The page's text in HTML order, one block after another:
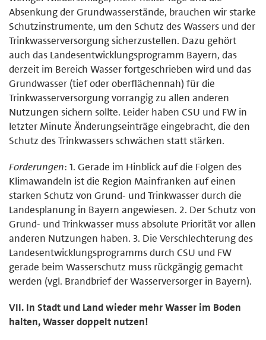
Absenkung der Grundwasserstände, brauchen wir starke
Schutzinstrumente, um den Schutz des Wassers und der
Trinkwasserversorgung sicherzustellen. Dazu gehört
auch das Landesentwicklungsprogramm Bayern, das
derzeit im Bereich Wasser fortgeschrieben wird und das
Grundwasser (tief oder oberflächennah) für die
Trinkwasserversorgung vorrangig zu allen anderen
Nutzungen sichern sollte. Leider haben CSU und FW in
letzter Minute Änderungseinträge eingebracht, die den
Schutz des Trinkwassers schwächen statt stärken.
Forderungen: 1. Gerade im Hinblick auf die Folgen des
Klimawandeln ist die Region Mainfranken auf einen
starken Schutz von Grund- und Trinkwasser durch die
Landesplanung in Bayern angewiesen. 2. Der Schutz von
Grund- und Trinkwasser muss absolute Priorität vor allen
anderen Nutzungen haben. 3. Die Verschlechterung des
Landesentwicklungsprogramms durch CSU und FW
gerade beim Wasserschutz muss rückgängig gemacht
werden (vgl. Brandbrief der Wasserversorger in Bayern).
VII. In Stadt und Land wieder mehr Wasser im Boden
halten, Wasser doppelt nutzen!